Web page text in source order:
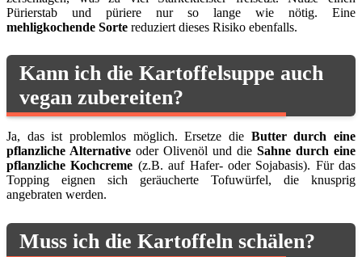
Pürierstab und püriere nur so lange wie nötig. Eine
mehligkochende Sorte reduziert dieses Risiko ebenfalls.
Kann ich die Kartoffelsuppe auch
vegan zubereiten?
Ja, das ist problemlos möglich. Ersetze die Butter durch eine
pflanzliche Alternative oder Olivenöl und die Sahne durch eine
pflanzliche Kochcreme (z.B. auf Hafer- oder Sojabasis). Für das
Topping eignen sich geräucherte Tofuwürfel, die knusprig
angebraten werden.
Muss ich die Kartoffeln schälen?